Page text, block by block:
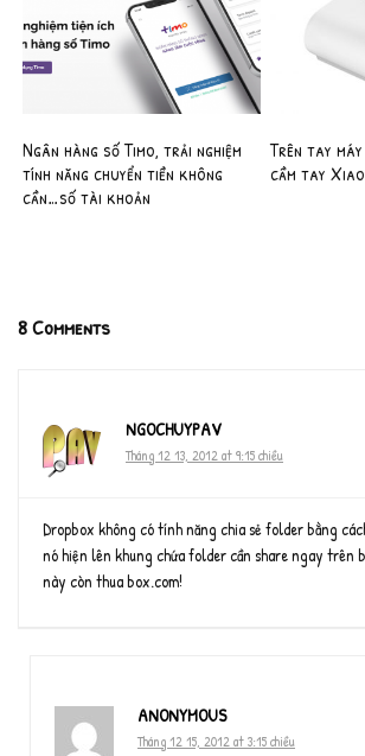
Ngân hàng số Timo, trải nghiệm
tính năng chuyển tiền không
cần…số tài khoản
Trên tay
cầm tay
8 Comments
NGOCHUYPAV
Tháng 12 13, 2012 at 9:15 chiều
Dropbox không có tính năng chia sẻ folder bằng
nó hiện lên khung chứa folder cần share ngay trên
này còn thua box.com!
ANONYMOUS
Tháng 12 15, 2012 at 3:15 chiều